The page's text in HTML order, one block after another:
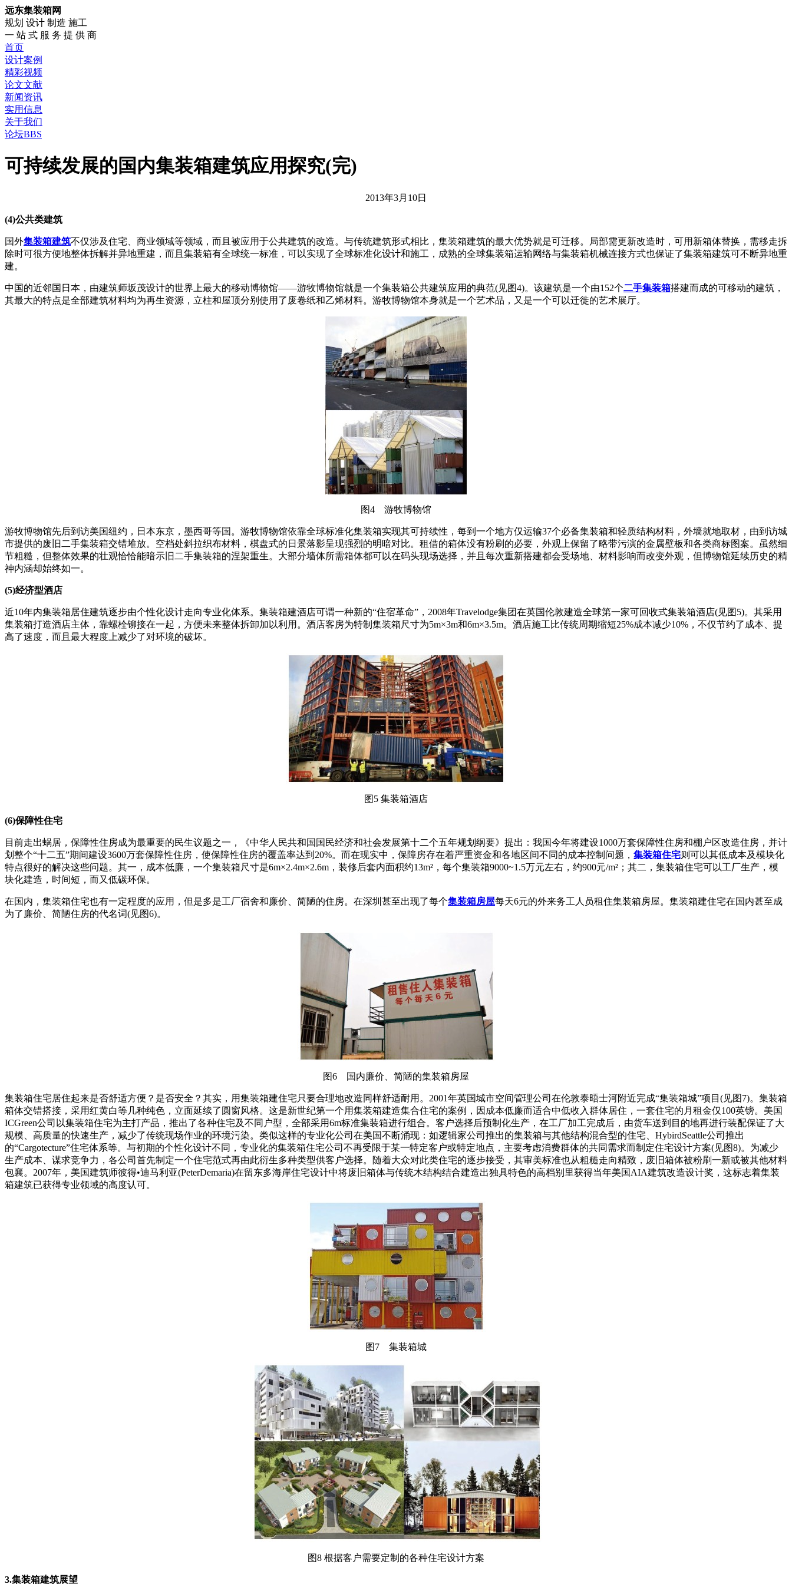
远东集装箱网
规划 设计 制造 施工
一 站 式 服 务 提 供 商
首页
设计案例
精彩视频
论文文献
新闻资讯
实用信息
关于我们
论坛BBS
可持续发展的国内集装箱建筑应用探究(完)
2013年3月10日
(4)公共类建筑
国外集装箱建筑不仅涉及住宅、商业领域等领域，而且被应用于公共建筑的改造。与传统建筑形式相比，集装箱建筑的最大优势就是可迁移。局部需更新改造时，可用新箱体替换，需移走拆
除时可很方便地整体拆解并异地重建，而且集装箱有全球统一标准，可以实现了全球标准化设计和施工，成熟的全球集装箱运输网络与集装箱机械连接方式也保证了集装箱建筑可不断异地重
建。
中国的近邻国日本，由建筑师坂茂设计的世界上最大的移动博物馆——游牧博物馆就是一个集装箱公共建筑应用的典范(见图4)。该建筑是一个由152个二手集装箱搭建而成的可移动的建筑，
其最大的特点是全部建筑材料均为再生资源，立柱和屋顶分别使用了废卷纸和乙烯材料。游牧博物馆本身就是一个艺术品，又是一个可以迁徙的艺术展厅。
图4 游牧博物馆
游牧博物馆先后到访美国纽约，日本东京，墨西哥等国。游牧博物馆依靠全球标准化集装箱实现其可持续性，每到一个地方仅运输37个必备集装箱和轻质结构材料，外墙就地取材，由到访城
市提供的废旧二手集装箱交错堆放。空档处斜拉织布材料，棋盘式的日景落影呈现强烈的明暗对比。租借的箱体没有粉刷的必要，外观上保留了略带污演的金属壁板和各类商标图案。虽然细
节粗糙，但整体效果的壮观恰恰能暗示旧二手集装箱的涅架重生。大部分墙体所需箱体都可以在码头现场选择，并且每次重新搭建都会受场地、材料影响而改变外观，但博物馆延续历史的精
神内涵却始终如一。
(5)经济型酒店
近10年内集装箱居住建筑逐步由个性化设计走向专业化体系。集装箱建酒店可谓一种新的“住宿革命”，2008年Travelodge集团在英国伦敦建造全球第一家可回收式集装箱酒店(见图5)。其采用
集装箱打造酒店主体，靠螺栓铆接在一起，方便未来整体拆卸加以利用。酒店客房为特制集装箱尺寸为5m×3m和6m×3.5m。酒店施工比传统周期缩短25%成本减少10%，不仅节约了成本、提
高了速度，而且最大程度上减少了对环境的破坏。
图5 集装箱酒店
(6)保障性住宅
目前走出蜗居，保障性住房成为最重要的民生议题之一，《中华人民共和国国民经济和社会发展第十二个五年规划纲要》提出：我国今年将建设1000万套保障性住房和棚户区改造住房，并计
划整个“十二五”期间建设3600万套保障性住房，使保障性住房的覆盖率达到20%。而在现实中，保障房存在着严重资金和各地区间不同的成本控制问题， 集装箱住宅则可以其低成本及模块化
特点很好的解决这些问题。其一，成本低廉，一个集装箱尺寸是6m×2.4m×2.6m，装修后套内面积约13m²，每个集装箱9000~1.5万元左右，约900元/m²；其二，集装箱住宅可以工厂生产，模
块化建造，时间短，而又低碳环保。
在国内，集装箱住宅也有一定程度的应用，但是多是工厂宿舍和廉价、简陋的住房。在深圳甚至出现了每个集装箱房屋每天6元的外来务工人员租住集装箱房屋。集装箱建住宅在国内甚至成
为了廉价、简陋住房的代名词(见图6)。
图6 国内廉价、简陋的集装箱房屋
集装箱住宅居住起来是否舒适方便？是否安全？其实，用集装箱建住宅只要合理地改造同样舒适耐用。2001年英国城市空间管理公司在伦敦泰晤士河附近完成“集装箱城”项目(见图7)。集装箱
箱体交错搭接，采用红黄白等几种纯色，立面延续了圆窗风格。这是新世纪第一个用集装箱建造集合住宅的案例，因成本低廉而适合中低收入群体居住，一套住宅的月租金仅100英镑。美国
ICGreen公司以集装箱住宅为主打产品，推出了各种住宅及不同户型，全部采用6m标准集装箱进行组合。客户选择后预制化生产，在工厂加工完成后，由货车送到目的地再进行装配保证了大
规模、高质量的快速生产，减少了传统现场作业的环境污染。类似这样的专业化公司在美国不断涌现：如逻辑家公司推出的集装箱与其他结构混合型的住宅、HybirdSeattle公司推出
的“Cargotecture”住宅体系等。与初期的个性化设计不同，专业化的集装箱住宅公司不再受限于某一特定客户或特定地点，主要考虑消费群体的共同需求而制定住宅设计方案(见图8)。为减少
生产成本、谋求竞争力，各公司首先制定一个住宅范式再由此衍生多种类型供客户选择。随着大众对此类住宅的逐步接受，其审美标准也从粗糙走向精致，废旧箱体被粉刷一新或被其他材料
包襄。2007年，美国建筑师彼得•迪马利亚(PeterDemaria)在留东多海岸住宅设计中将废旧箱体与传统木结构结合建造出独具特色的高档别里获得当年美国AIA建筑改造设计奖，这标志着集装
箱建筑已获得专业领域的高度认可。
图7 集装箱城
图8 根据客户需要定制的各种住宅设计方案
3.集装箱建筑展望